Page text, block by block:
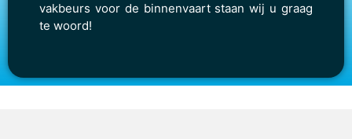
vakbeurs voor de binnenvaart staan wij u graag
te woord!